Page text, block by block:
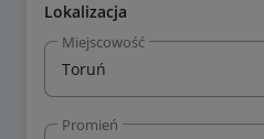
Lokalizacja
Miejscowość
Promień